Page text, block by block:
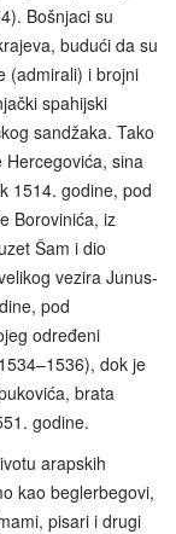
Bošnjaci su
budući da su
(admirali) i brojni
spahijski
sandžaka. Tako
sina
1514. godine, pod
Borovinića, iz
Šam i dio
vezira Junus-
pod
određeni
dok je
brata
godine.
arapskih
kao beglerbegovi,
pisari i drugi